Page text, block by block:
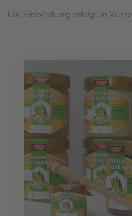
Die Einbindung erfolgt in kürze